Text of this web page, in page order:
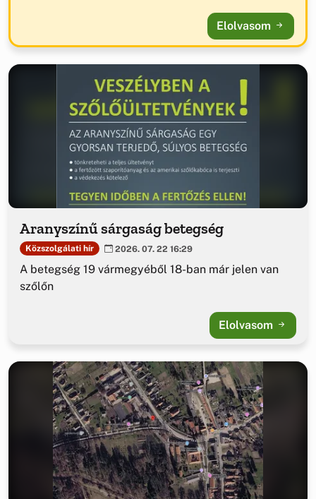
Elolvasom
Aranyszínű sárgaság betegség
Közszolgálati hír 2026. 07. 22 16:29
A betegség 19 vármegyéből 18-ban már jelen van
szőlőn
Elolvasom